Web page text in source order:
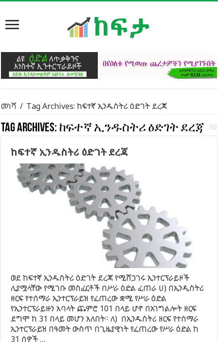
መነሻ / Tag Archives: ከፍተኛ ኢንዱስትሪ ዕድገት ደረጃ
Tag Archives: ከፍተኛ ኢንዱስትሪ ዕድገት ደረጃ
ከፍተኛ ኢንዱስትሪ ዕድገት ደረጃ
ወደ ከፍተኛ ኢንዱስትሪ ዕድገት ደረጃ የሚሸጋገሩ ኢንተርፕራይዞች
ሊያሟላቸው የሚገቡ መስፈርቶች በሥራ ዕድል ፈጠራ ሀ) በኢንዲስትሪ
ዘርፍ የተሰማራ ኢንተርፕራይዝ የፈጠረው ቋሚ የሥራ ዕድል
የኢንተርፕራይዙን አባላት ጨምሮ 101 በላይ ሆኖ በአገግልሎት ዘርፍ
ደግሞ ከ 31 በላይ መሆን አለበት። ለ) በኢንዱስትሪ ዘርፍ የተሰማራ
ኢንተርፕራይዝ በዓመት ውስጥ በጊዜያዊነት የፈጠረው የሥራ ዕድል ከ
31 ሰዎች …